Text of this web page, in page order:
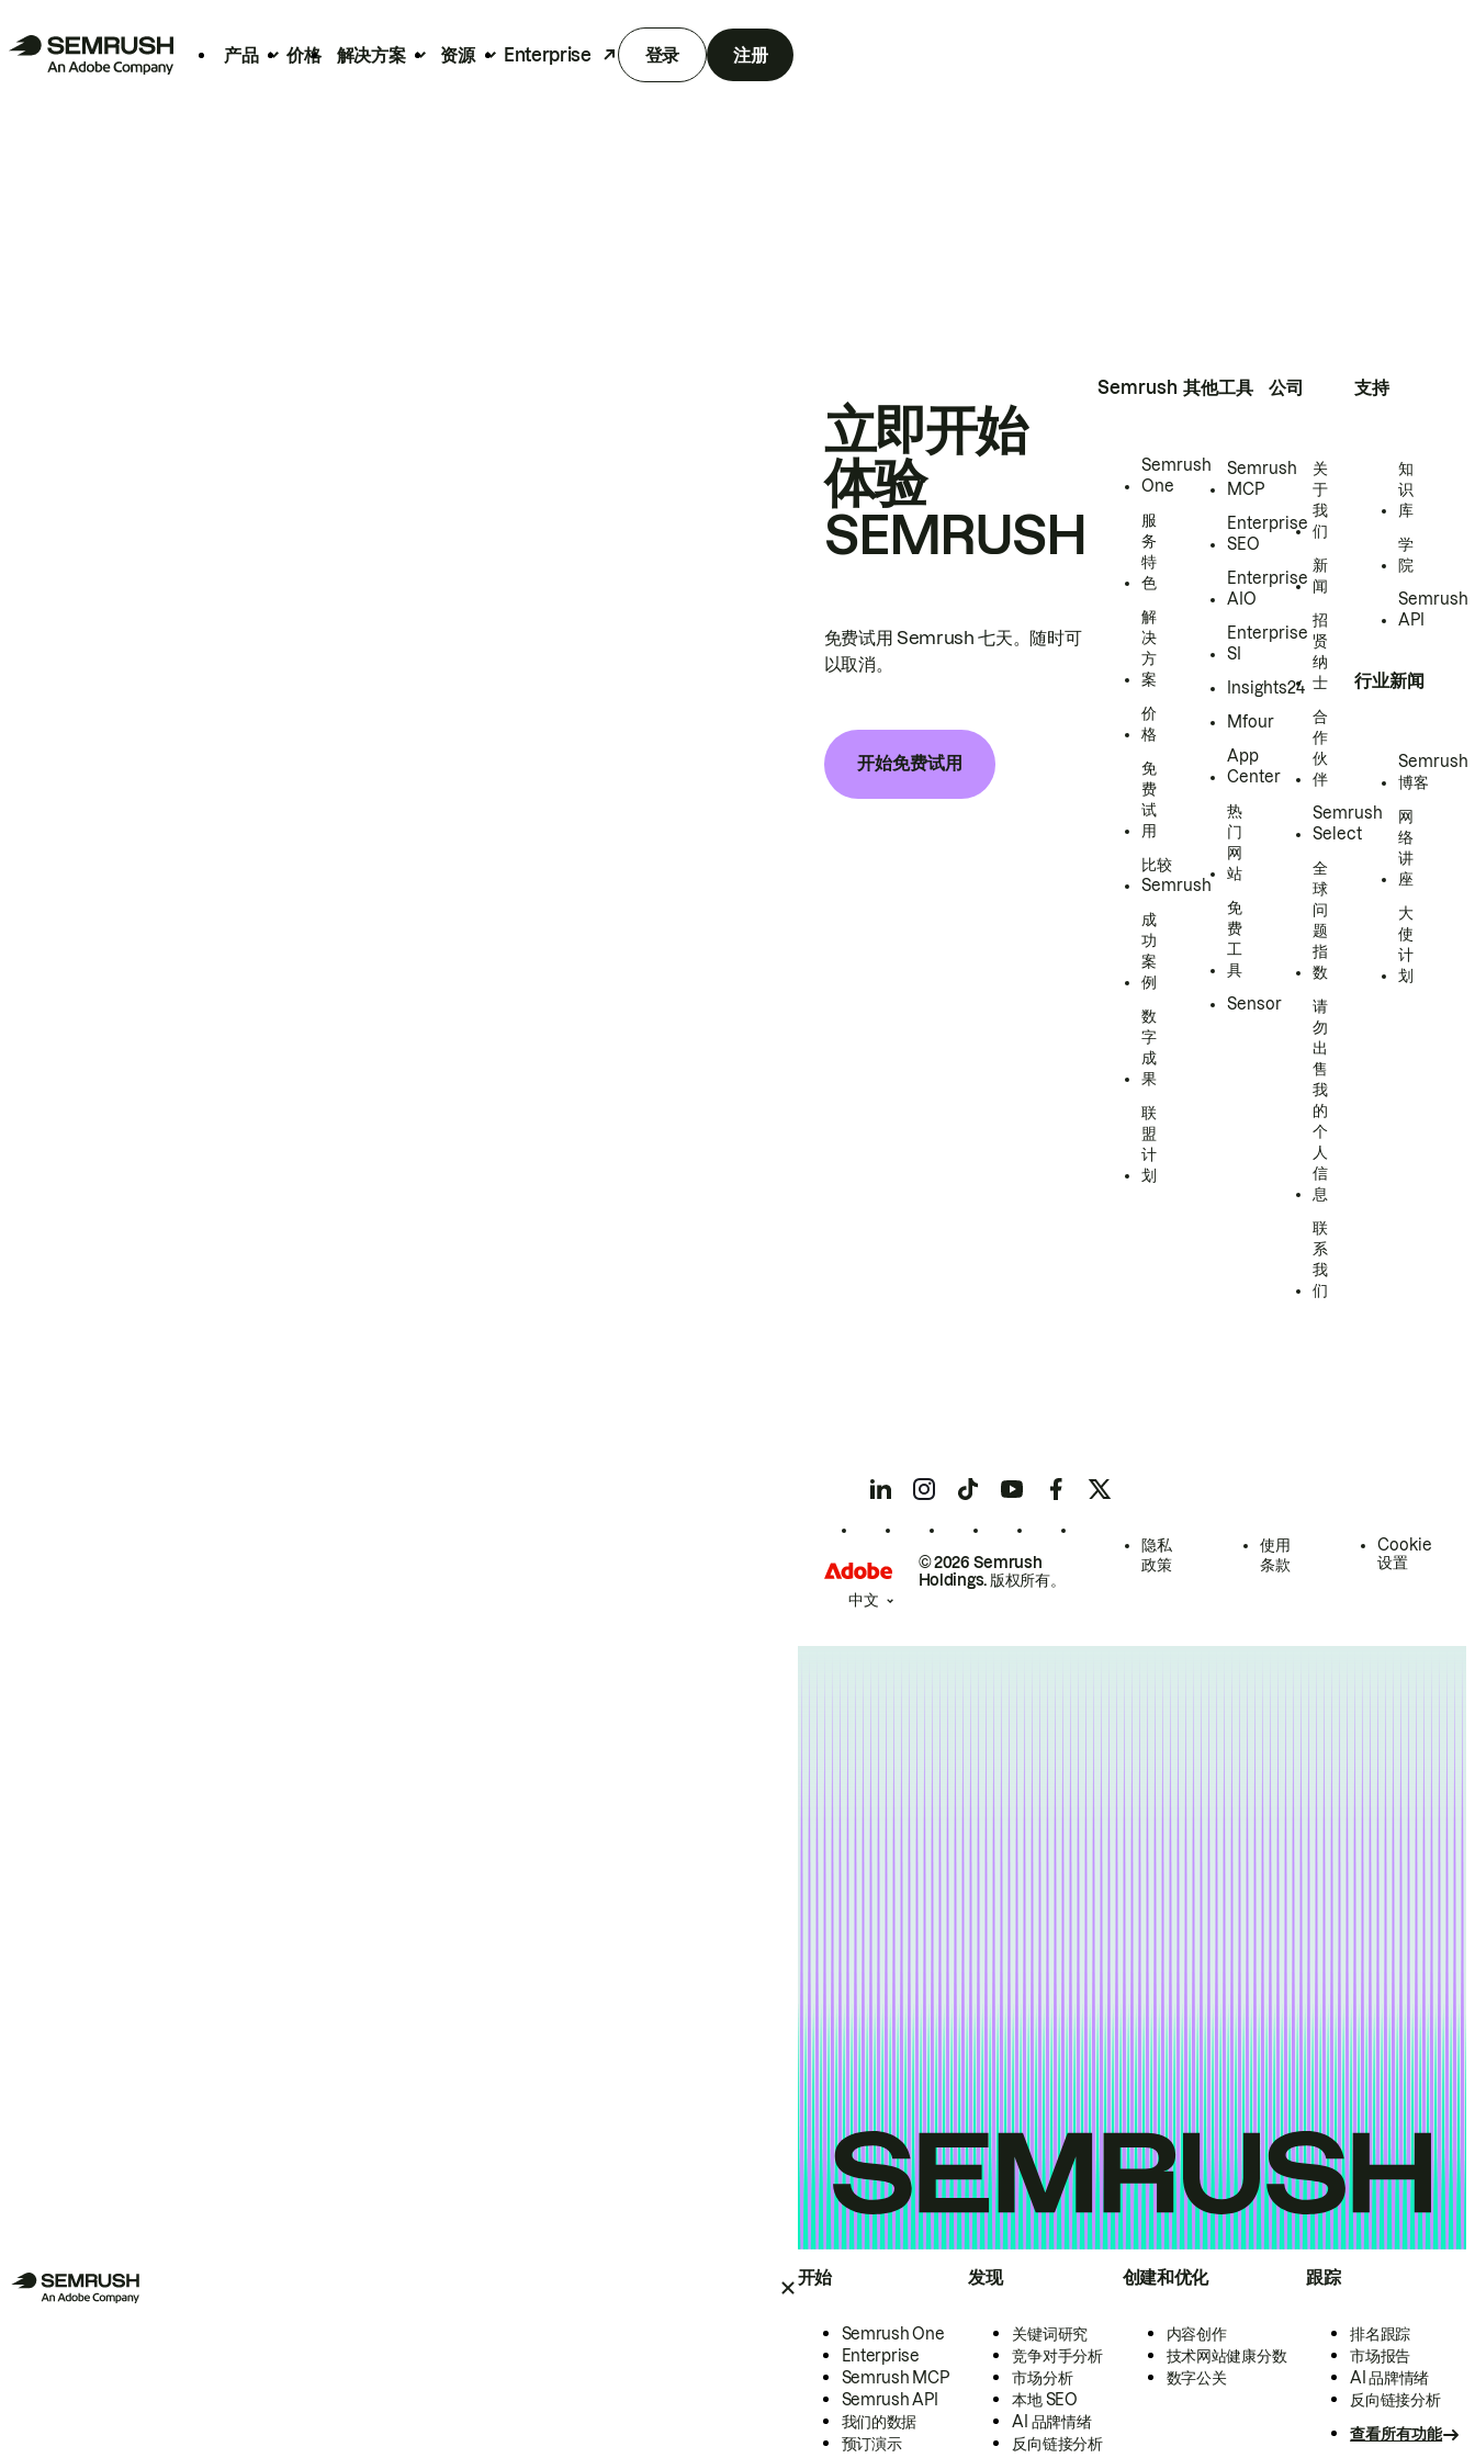
产品 价格 解决方案 资源 Enterprise 登录 注册
开始
Semrush One
Enterprise
Semrush MCP
Semrush API
我们的数据
预订演示
发现
关键词研究
竞争对手分析
市场分析
本地 SEO
AI 品牌情绪
反向链接分析
创建和优化
内容创作
技术网站健康分数
数字公关
跟踪
排名跟踪
市场报告
AI 品牌情绪
反向链接分析
查看所有功能
立即开始
体验
SEMRUSH
免费试用 Semrush 七天。随时可
以取消。
开始免费试用
Semrush
Semrush
One
服
务
特
色
解
决
方
案
价
格
免
费
试
用
比较
Semrush
成
功
案
例
数
字
成
果
联
盟
计
划
其他工具
Semrush
MCP
Enterprise
SEO
Enterprise
AIO
Enterprise
SI
Insights24
Mfour
App
Center
热
门
网
站
免
费
工
具
Sensor
公司
关
于
我
们
新
闻
招
贤
纳
士
合
作
伙
伴
Semrush
Select
全
球
问
题
指
数
请
勿
出
售
我
的
个
人
信
息
联
系
我
们
支持
知
识
库
学
院
Semrush
API
行业新闻
Semrush
博客
网
络
讲
座
大
使
计
划
© 2026 Semrush
Holdings. 版权所有。
隐私
政策
使用
条款
Cookie
设置
中文